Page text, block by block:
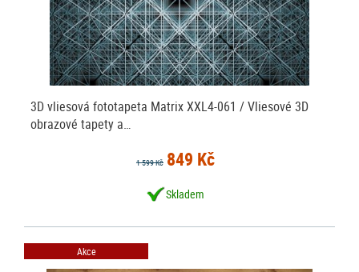
3D vliesová fototapeta Matrix XXL4-061 / Vliesové 3D
obrazové tapety a…
1 599 Kč 849 Kč
Skladem
Akce